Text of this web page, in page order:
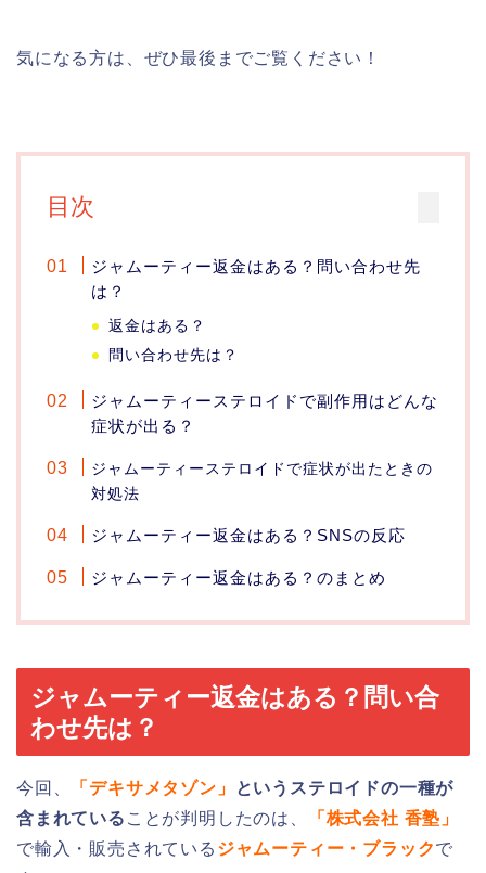
気になる方は、ぜひ最後までご覧ください！
目次
ジャムーティー返金はある？問い合わせ先
は？
返金はある？
問い合わせ先は？
ジャムーティーステロイドで副作用はどんな
症状が出る？
ジャムーティーステロイドで症状が出たときの
対処法
ジャムーティー返金はある？SNSの反応
ジャムーティー返金はある？のまとめ
ジャムーティー返金はある？問い合
わせ先は？
今回、 「デキサメタゾン」
というステロイドの一種が
含まれている ことが判明したのは、
「株式会社 香塾」
で輸入・販売されている ジャムーティー・ブラックで